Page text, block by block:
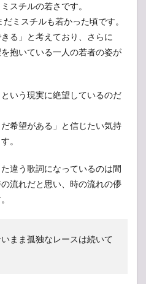
スチルの若さです。
ミスチルも若かった頃です。
る」と考えており、さらに
抱いている一人の若者の姿が
いう現実に絶望しているのだ
希望がある」と信じたい気持
。
違う歌詞になっているのは間
流れだと思い、時の流れの儚
いまま孤独なレースは続いて